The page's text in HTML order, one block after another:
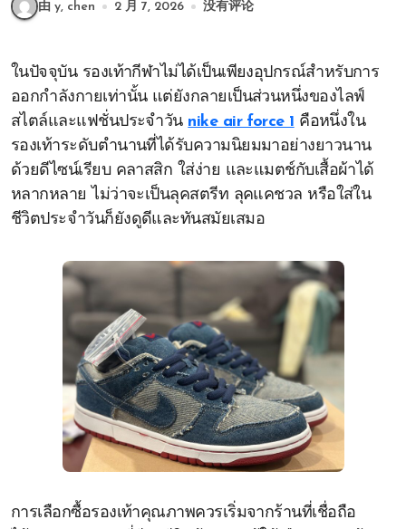
由 y, chen 2 月 7, 2026 没有评论
ในปัจจุบัน รองเท้ากีฬาไม่ได้เป็นเพียงอุปกรณ์สำหรับการ
ออกกำลังกายเท่านั้น แต่ยังกลายเป็นส่วนหนึ่งของไลฟ์
สไตล์และแฟชั่นประจำวัน nike air force 1 คือหนึ่งใน
รองเท้าระดับตำนานที่ได้รับความนิยมมาอย่างยาวนาน
ด้วยดีไซน์เรียบ คลาสสิก ใส่ง่าย และแมตช์กับเสื้อผ้าได้
หลากหลาย ไม่ว่าจะเป็นลุคสตรีท ลุคแคชวล หรือใส่ใน
ชีวิตประจำวันก็ยังดูดีและทันสมัยเสมอ
การเลือกซื้อรองเท้าคุณภาพควรเริ่มจากร้านที่เชื่อถือ